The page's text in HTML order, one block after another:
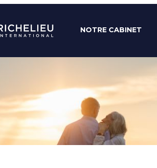
NOTRE CABINET